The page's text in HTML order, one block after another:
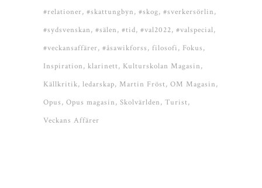
#relationer #skattungbyn #skog #sverkersörlin
#sydsvenskan #sälen #tid #val2022 #valspecial
#veckansaffärer #åsawikforss filosofi
Fokus
Inspiration klarinett Kulturskolan Magasin
Källkritik ledarskap Martin Fröst OM Magasin
Opus Opus magasin Skolvärlden Turist
Veckans Affärer